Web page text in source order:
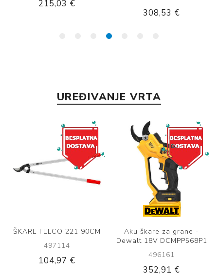
215,03 €
308,53 €
UREĐIVANJE VRTA
ŠKARE FELCO 221 90CM
497114
104,97 €
Aku škare za grane -
Dewalt 18V DCMPP568P1
496161
352,91 €